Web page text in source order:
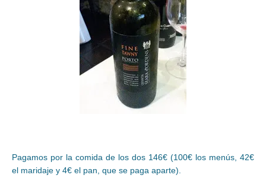
Pagamos por la comida de los dos 146€ (100€ los menús, 42€
el maridaje y 4€ el pan, que se paga aparte).